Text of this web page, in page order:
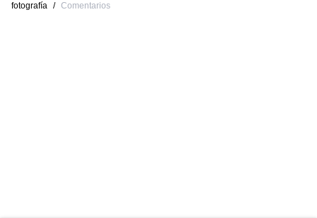
fotografía / Comentarios